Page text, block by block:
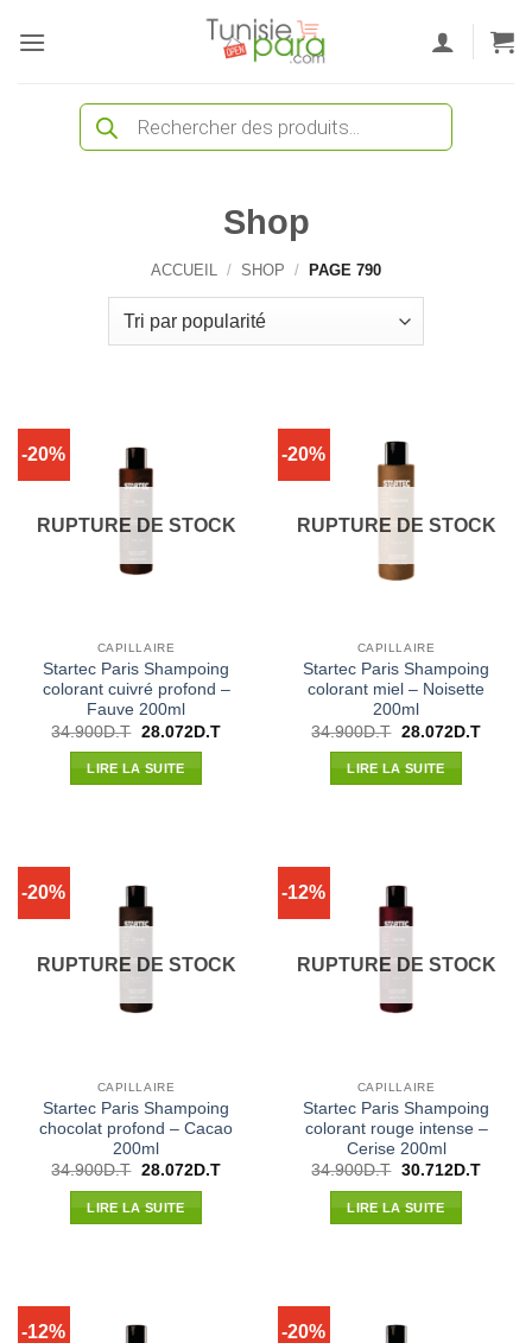
Recherche
produits
Shop
ACCUEIL / SHOP / PAGE 790
-20%
RUPTURE DE STOCK
CAPILLAIRE
Startec Paris Shampoing
colorant cuivré profond –
Fauve 200ml
34.900D.T Le
initial
était :
28.072D.TLe
LIRE LA SUITE
-20%
RUPTURE DE STOCK
CAPILLAIRE
Startec Paris Shampoing
colorant miel – Noisette
200ml
34.900D.T Le
initial
était :
28.072D.TLe
LIRE LA SUITE
-20%
RUPTURE DE STOCK
CAPILLAIRE
Startec Paris Shampoing
chocolat profond – Cacao
200ml
34.900D.T Le
initial
était :
28.072D.TLe
LIRE LA SUITE
-12%
RUPTURE DE STOCK
CAPILLAIRE
Startec Paris Shampoing
colorant rouge intense –
Cerise 200ml
34.900D.T Le
initial
était :
30.712D.TLe
LIRE LA SUITE
-12% -20%